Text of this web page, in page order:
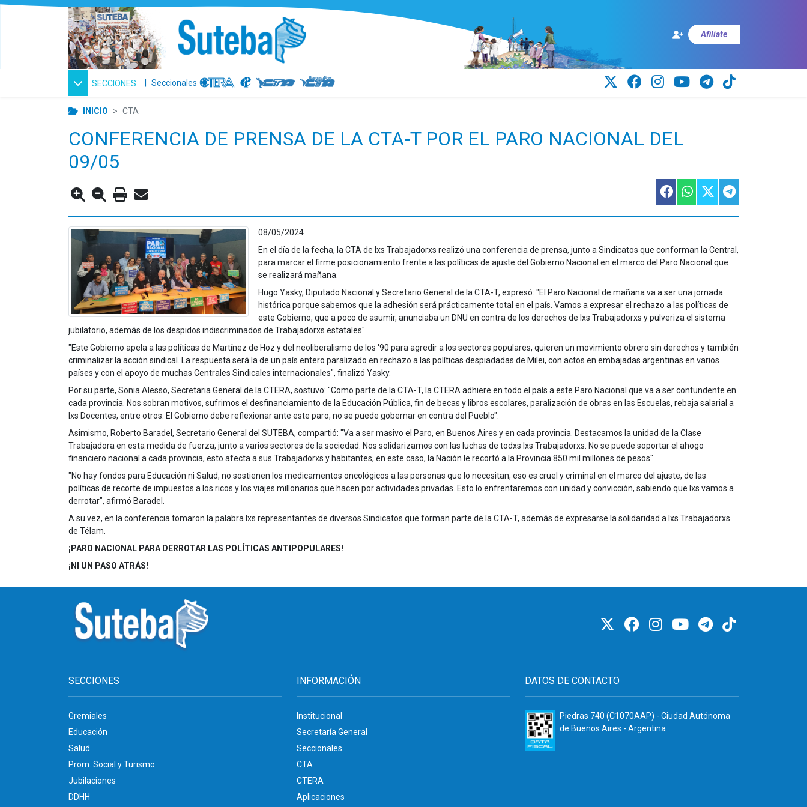
Afiliate
SECCIONES | Seccionales
INICIO CTA
CONFERENCIA DE PRENSA DE LA CTA-T POR EL PARO NACIONAL DEL
09/05
08/05/2024
En el día de la fecha, la CTA de lxs Trabajadorxs realizó una conferencia de prensa, junto a Sindicatos que conforman la Central,
para marcar el firme posicionamiento frente a las políticas de ajuste del Gobierno Nacional en el marco del Paro Nacional que
se realizará mañana.
Hugo Yasky, Diputado Nacional y Secretario General de la CTA-T, expresó: "El Paro Nacional de mañana va a ser una jornada
histórica porque sabemos que la adhesión será prácticamente total en el país. Vamos a expresar el rechazo a las políticas de
este Gobierno, que a poco de asumir, anunciaba un DNU en contra de los derechos de lxs Trabajadorxs y pulveriza el sistema
jubilatorio, además de los despidos indiscriminados de Trabajadorxs estatales".
"Este Gobierno apela a las políticas de Martínez de Hoz y del neoliberalismo de los '90 para agredir a los sectores populares, quieren un movimiento obrero sin derechos y también
criminalizar la acción sindical. La respuesta será la de un país entero paralizado en rechazo a las políticas despiadadas de Milei, con actos en embajadas argentinas en varios
países y con el apoyo de muchas Centrales Sindicales internacionales", finalizó Yasky.
Por su parte, Sonia Alesso, Secretaria General de la CTERA, sostuvo: "Como parte de la CTA-T, la CTERA adhiere en todo el país a este Paro Nacional que va a ser contundente en
cada provincia. Nos sobran motivos, sufrimos el desfinanciamiento de la Educación Pública, fin de becas y libros escolares, paralización de obras en las Escuelas, rebaja salarial a
lxs Docentes, entre otros. El Gobierno debe reflexionar ante este paro, no se puede gobernar en contra del Pueblo".
Asimismo, Roberto Baradel, Secretario General del SUTEBA, compartió: "Va a ser masivo el Paro, en Buenos Aires y en cada provincia. Destacamos la unidad de la Clase
Trabajadora en esta medida de fuerza, junto a varios sectores de la sociedad. Nos solidarizamos con las luchas de todxs lxs Trabajadorxs. No se puede soportar el ahogo
financiero nacional a cada provincia, esto afecta a sus Trabajadorxs y habitantes, en este caso, la Nación le recortó a la Provincia 850 mil millones de pesos"
"No hay fondos para Educación ni Salud, no sostienen los medicamentos oncológicos a las personas que lo necesitan, eso es cruel y criminal en el marco del ajuste, de las
políticas de recorte de impuestos a los ricos y los viajes millonarios que hacen por actividades privadas. Esto lo enfrentaremos con unidad y convicción, sabiendo que lxs vamos a
derrotar", afirmó Baradel.
A su vez, en la conferencia tomaron la palabra lxs representantes de diversos Sindicatos que forman parte de la CTA-T, además de expresarse la solidaridad a lxs Trabajadorxs
de Télam.
¡PARO NACIONAL PARA DERROTAR LAS POLÍTICAS ANTIPOPULARES!
¡NI UN PASO ATRÁS!
SECCIONES
Gremiales
Educación
Salud
Prom. Social y Turismo
Jubilaciones
DDHH
INFORMACIÓN
Institucional
Secretaría General
Seccionales
CTA
CTERA
Aplicaciones
DATOS DE CONTACTO
Piedras 740 (C1070AAP) - Ciudad Autónoma
de Buenos Aires - Argentina